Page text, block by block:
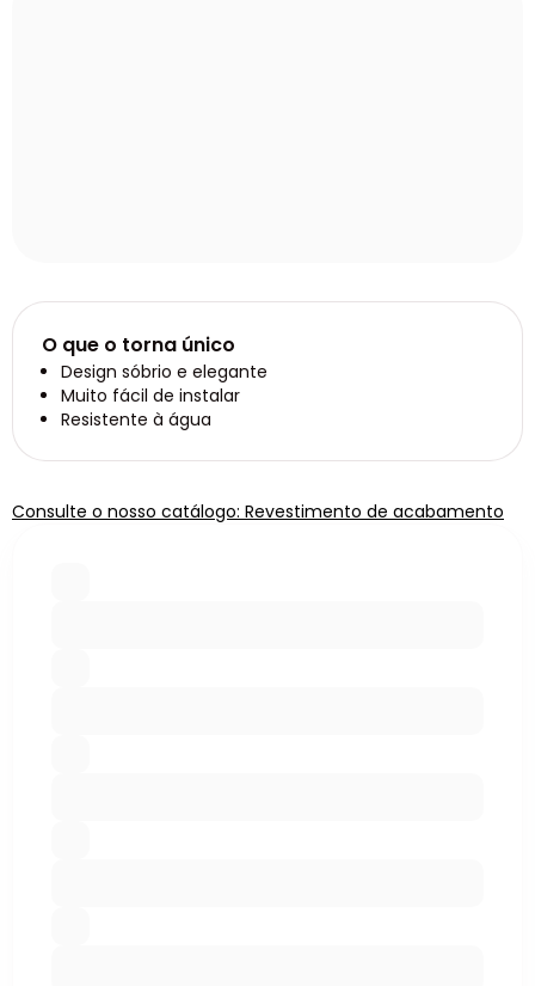
O que o torna único
Design sóbrio e elegante
Muito fácil de instalar
Resistente à água
Consulte o nosso catálogo: Revestimento de acabamento